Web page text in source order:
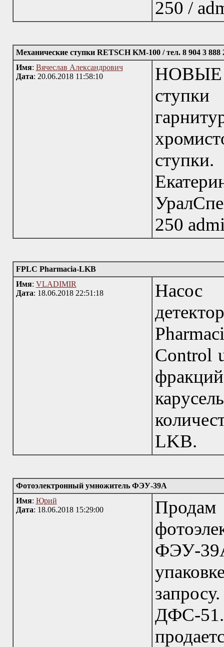
250 /
Механические ступки RETSCH KM-100 / тел. 8 904 3 888
Имя: Вячеслав Александрович
Дата: 20.06.2018 11:58:10
НОВЫЕ
250
FPLC Pharmacia-LKB
Имя: VLADIMIR
Дата: 18.06.2018 22:51:18
Насос
Control
LKB.
Фотоэлектронный умножитель ФЭУ-39А
Имя: Юрий
Дата: 18.06.2018 15:29:00
ФЭУ-
ДФС-